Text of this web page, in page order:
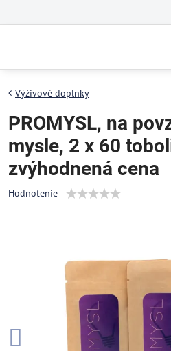
Výživové doplnky
PROMYSL, na
mysle, 2 x 60
zvýhodnená cena
Hodnotenie